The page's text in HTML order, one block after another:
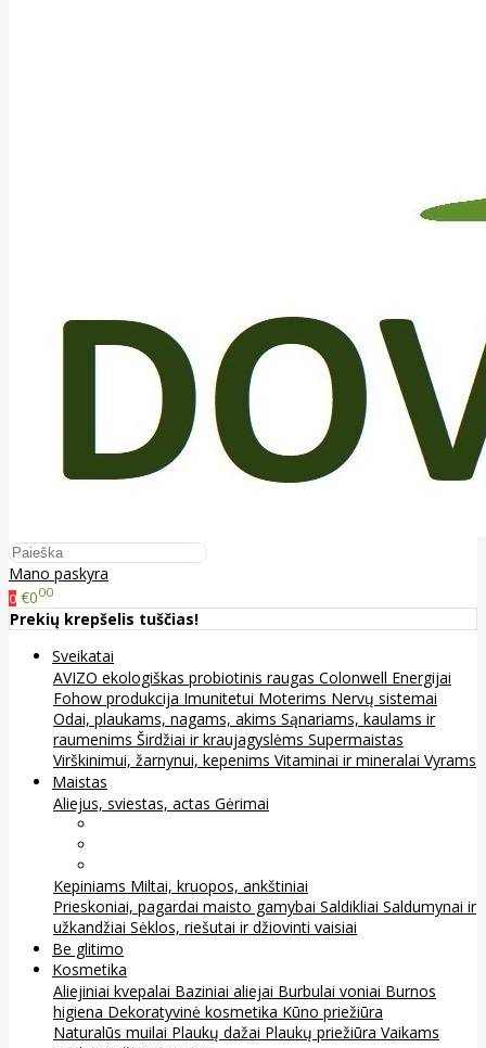
Mano paskyra
0 €000
Prekių krepšelis tuščias!
Sveikatai
AVIZO ekologiškas probiotinis raugas Colonwell Energijai
Fohow produkcija Imunitetui Moterims Nervų sistemai
Odai, plaukams, nagams, akims Sąnariams, kaulams ir
raumenims Širdžiai ir kraujagyslėms Supermaistas
Virškinimui, žarnynui, kepenims Vitaminai ir mineralai Vyrams
Maistas
Aliejus, sviestas, actas Gėrimai
Kepiniams Miltai, kruopos, ankštiniai
Prieskoniai, pagardai maisto gamybai Saldikliai Saldumynai ir
užkandžiai Sėklos, riešutai ir džiovinti vaisiai
Be glitimo
Kosmetika
Aliejiniai kvepalai Baziniai aliejai Burbulai voniai Burnos
higiena Dekoratyvinė kosmetika Kūno priežiūra
Naturalūs muilai Plaukų dažai Plaukų priežiūra Vaikams